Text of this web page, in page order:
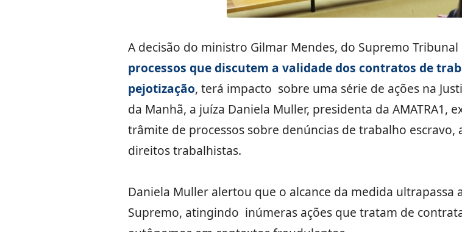
A decisão do ministro Gilmar Mendes, do Supremo Tribunal
processos que discutem a validade dos contratos de
pejotização, terá impacto sobre uma série de ações na
da Manhã, a juíza Daniela Muller, presidenta da AMATRA1,
trâmite de processos sobre denúncias de trabalho
direitos trabalhistas.
Daniela Muller alertou que o alcance da medida ultrapassa
Supremo, atingindo inúmeras ações que tratam de